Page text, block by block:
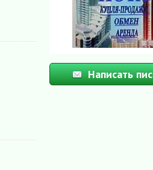
Написать